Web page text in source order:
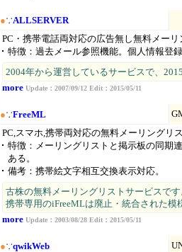
●∵ALLSERVER
PC・携帯電話両対応の広告無し無料メー
特徴：過去メール参照機能。個人情報登
2004年から運営しているサービスで、
more Update：2007/09/12 Edit：2015/05/11
●∵FreeML
PC,スマホ,携帯両対応の無料メーリングリ
特徴：メーリングリストと掲示板の同期
ある。
備考：携帯絵文字相互交換表示対応。
古株の無料メーリングリストサービスで
携帯専用のiFreeMLは廃止・統合された模
more Update：2003/08/28 Edit：2015/05/11
●∵qwikWeb